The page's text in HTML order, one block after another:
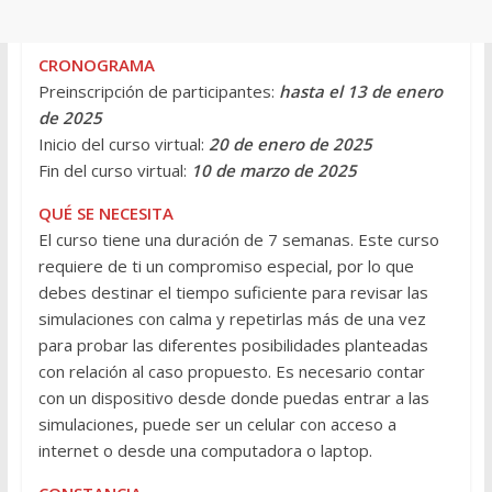
CRONOGRAMA
Preinscripción de participantes: hasta el 13 de enero
de 2025
Inicio del curso virtual: 20 de enero de 2025
Fin del curso virtual: 10 de marzo de 2025
QUÉ SE NECESITA
El curso tiene una duración de 7 semanas. Este curso
requiere de ti un compromiso especial, por lo que
debes destinar el tiempo suficiente para revisar las
simulaciones con calma y repetirlas más de una vez
para probar las diferentes posibilidades planteadas
con relación al caso propuesto. Es necesario contar
con un dispositivo desde donde puedas entrar a las
simulaciones, puede ser un celular con acceso a
internet o desde una computadora o laptop.